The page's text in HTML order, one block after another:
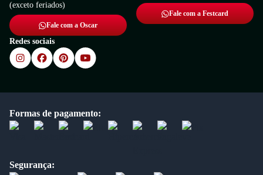
(exceto feriados)
Fale com a Oscar
Fale com a Festcard
Redes sociais
Formas de pagamento:
Segurança: